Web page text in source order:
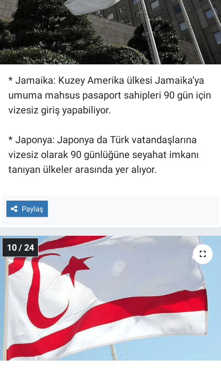
* Jamaika: Kuzey Amerika ülkesi Jamaika’ya
umuma mahsus pasaport sahipleri 90 gün için
vizesiz giriş yapabiliyor.
* Japonya: Japonya da Türk vatandaşlarına
vizesiz olarak 90 günlüğüne seyahat imkanı
tanıyan ülkeler arasında yer alıyor.
Paylaş
10 / 24